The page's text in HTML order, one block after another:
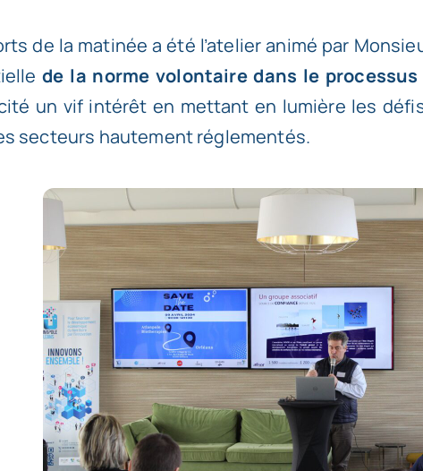
de la matinée a été l’atelier animé par
de la norme volontaire dans le processus
un vif intérêt en mettant en lumière les
secteurs hautement réglementés.